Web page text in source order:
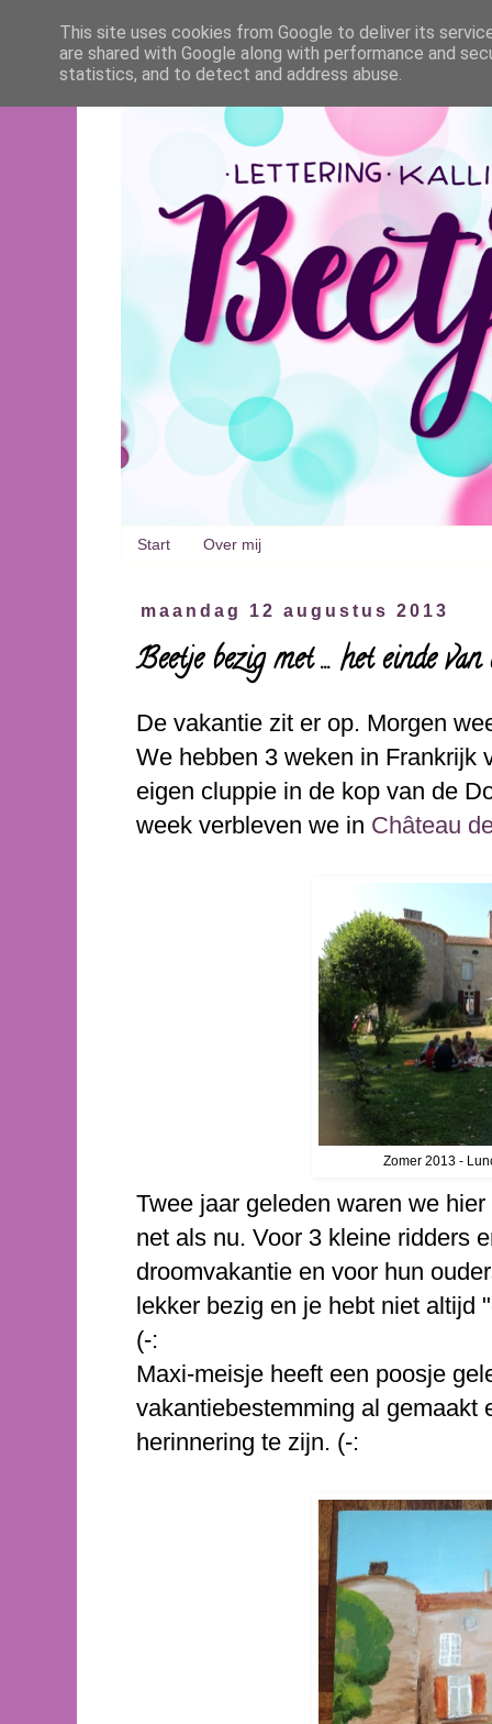
Start Over mij
maandag 12 augustus 2013
Beetje bezig met ... het einde
De vakantie zit er op. Morgen
We hebben 3 weken in Frankrijk
eigen cluppie in de kop van de
week verbleven we in Château
Zomer 2013 -
Twee jaar geleden waren we
net als nu. Voor 3 kleine ridders
droomvakantie en voor hun
lekker bezig en je hebt niet altijd
(-:
Maxi-meisje heeft een poosje
vakantiebestemming al gemaakt
herinnering te zijn. (-:
This site uses cookies from Google to deliver its
are shared with Google along with performance and
statistics, and to detect and address abuse.